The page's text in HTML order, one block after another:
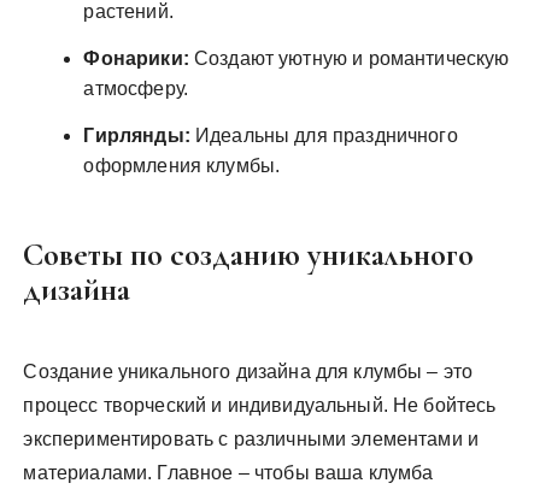
растений.
Фонарики: Создают уютную и романтическую
атмосферу.
Гирлянды: Идеальны для праздничного
оформления клумбы.
Советы по созданию уникального
дизайна
Создание уникального дизайна для клумбы – это
процесс творческий и индивидуальный. Не бойтесь
экспериментировать с различными элементами и
материалами. Главное – чтобы ваша клумба